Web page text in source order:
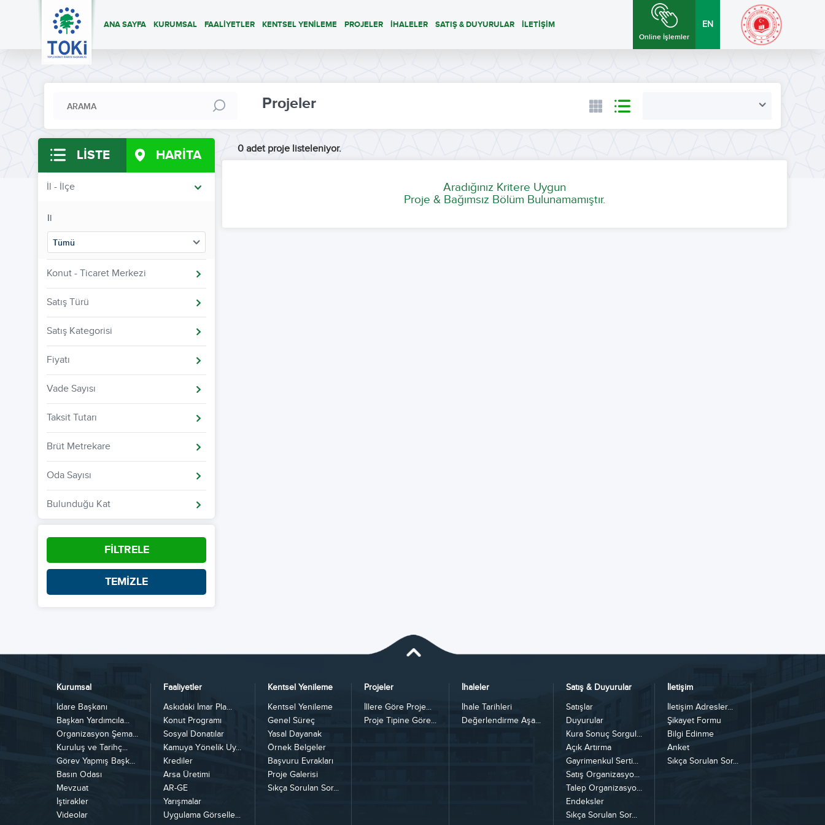
ANA SAYFA KURUMSAL FAALİYETLER KENTSEL YENİLEME PROJELER İHALELER SATIŞ & DUYURULAR İLETİŞİM
Online İşlemler
EN
Projeler
LİSTE HARİTA
İl - İlçe
İl
Tümü
Konut - Ticaret Merkezi
Satış Türü
Satış Kategorisi
Fiyatı
Vade Sayısı
Taksit Tutarı
Brüt Metrekare
Oda Sayısı
Bulunduğu Kat
FİLTRELE
TEMİZLE
0 adet proje listeleniyor.
Aradığınız Kritere Uygun
Proje & Bağımsız Bölüm Bulunamamıştır.
Kurumsal
İdare Başkanı
Başkan Yardımcıla...
Organizasyon Şema...
Kuruluş ve Tarihç...
Görev Yapmış Başk...
Basın Odası
Mevzuat
İştirakler
Videolar
Faaliyetler
Askıdaki İmar Pla...
Konut Programı
Sosyal Donatılar
Kamuya Yönelik Uy...
Krediler
Arsa Üretimi
AR-GE
Yarışmalar
Uygulama Görselle...
Kentsel Yenileme
Kentsel Yenileme
Genel Süreç
Yasal Dayanak
Örnek Belgeler
Başvuru Evrakları
Proje Galerisi
Sıkça Sorulan Sor...
Projeler
İllere Göre Proje...
Proje Tipine Göre...
İhaleler
İhale Tarihleri
Değerlendirme Aşa...
Satış & Duyurular
Satışlar
Duyurular
Kura Sonuç Sorgul...
Açık Artırma
Gayrimenkul Serti...
Satış Organizasyo...
Talep Organizasyo...
Endeksler
Sıkça Sorulan Sor...
İletişim
İletişim Adresler...
Şikayet Formu
Bilgi Edinme
Anket
Sıkça Sorulan Sor...